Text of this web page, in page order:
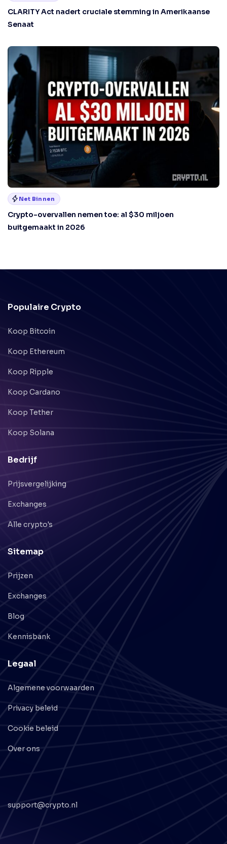
CLARITY Act nadert cruciale stemming in Amerikaanse
Senaat
Net Binnen
Crypto-overvallen nemen toe: al $30 miljoen
buitgemaakt in 2026
support@crypto.nl
Populaire Crypto
Koop Bitcoin
Koop Ethereum
Koop Ripple
Koop Cardano
Koop Tether
Koop Solana
Bedrijf
Prijsvergelijking
Exchanges
Alle crypto's
Sitemap
Prijzen
Exchanges
Blog
Kennisbank
Legaal
Algemene voorwaarden
Privacy beleid
Cookie beleid
Over ons